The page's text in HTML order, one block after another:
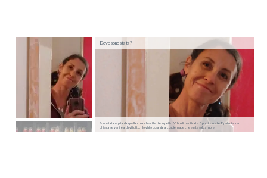
Sono stata rapita da quella cosa che ci batte in petto. Vi ho dimenticate. E poi ricordate. E poi mi sono
chiesta se venire a dirvi tutto. Ho visto cosa sia la coscienza, e che esiste solo amore.
Dove sono stata?